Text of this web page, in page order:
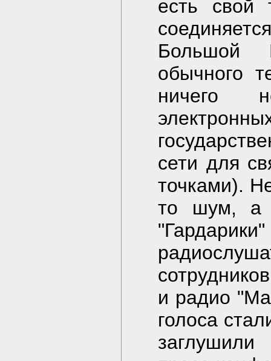
есть свой
Большой
обычного
ничего
сети для
точками).
то шум, а
и радио
голоса